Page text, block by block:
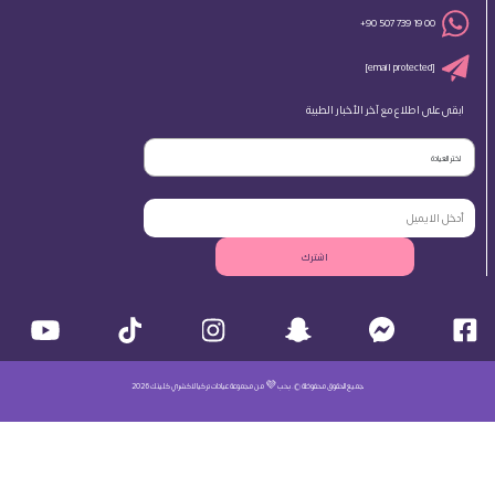
+90 507 739 19 00
[email protected]
ابقى على اطلاع مع آخر الأخبار الطبية
اختر العيادة
اشترك
جميع الحقوق محفوظة ©. بحب 💜 من مجموعة عيادات تركيا لاكشري كلينك 2026